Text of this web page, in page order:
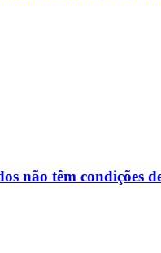
não têm condições